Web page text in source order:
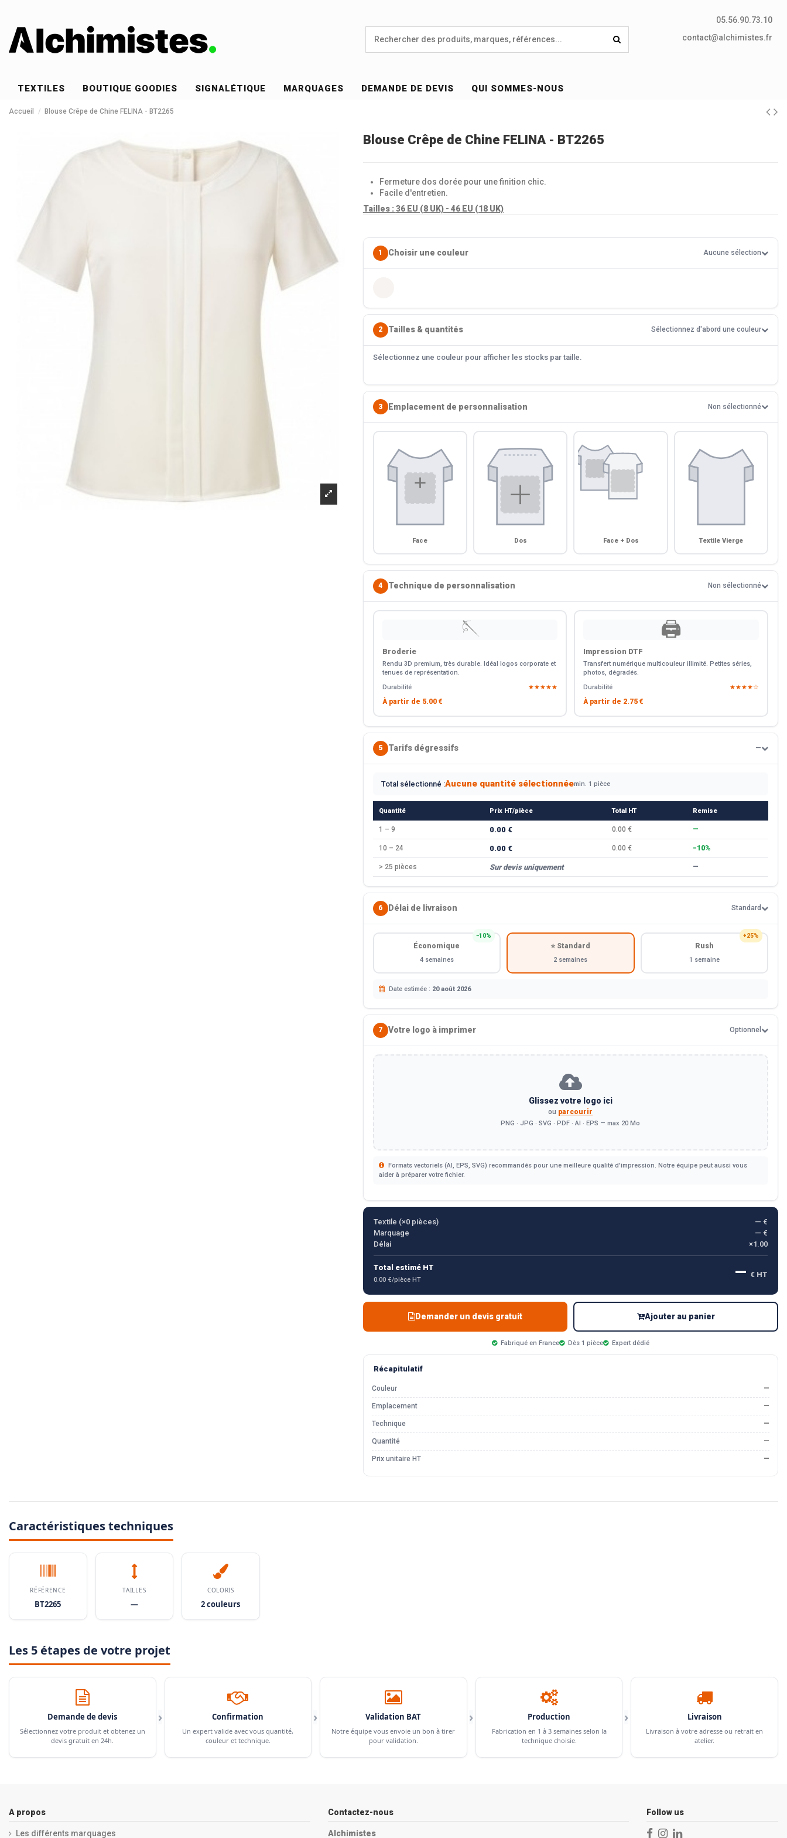
05.56.90.73.10
contact@alchimistes.fr
TEXTILES BOUTIQUE GOODIES SIGNALÉTIQUE MARQUAGES DEMANDE DE DEVIS QUI SOMMES-NOUS
Accueil Blouse Crêpe de Chine FELINA - BT2265
Blouse Crêpe de Chine FELINA - BT2265
Fermeture dos dorée pour une finition chic.
Facile d'entretien.
Tailles : 36 EU (8 UK) - 46 EU (18 UK)
1 Choisir une couleur Aucune sélection
2 Tailles & quantités Sélectionnez d'abord une couleur
Sélectionnez une couleur pour afficher les stocks par taille.
3 Emplacement de personnalisation Non sélectionné
Face Dos Face + Dos Textile Vierge
4 Technique de personnalisation Non sélectionné
🪡
Broderie
Rendu 3D premium, très durable. Idéal logos corporate et
tenues de représentation.
Durabilité
★★★★★
À partir de 5.00 €
🖨️
Impression DTF
Transfert numérique multicouleur illimité. Petites séries,
photos, dégradés.
Durabilité
★★★★☆
À partir de 2.75 €
5 Tarifs dégressifs —
Total sélectionné :Aucune quantité sélectionnéemin. 1 pièce
Quantité Prix HT/pièce Total HT Remise
1 – 9 0.00 € 0.00 € —
10 – 24 0.00 € 0.00 € −10%
> 25 pièces Sur devis uniquement —
6 Délai de livraison Standard
−10%
Économique
4 semaines
⭐ Standard
2 semaines
+25%
Rush
1 semaine
Date estimée : 20 août 2026
7 Votre logo à imprimer Optionnel
Glissez votre logo ici
ou parcourir
PNG · JPG · SVG · PDF · AI · EPS — max 20 Mo
Formats vectoriels (AI, EPS, SVG) recommandés pour une meilleure qualité d'impression. Notre équipe peut aussi vous
aider à préparer votre fichier.
Textile (×0pièces)
— €
Marquage
— €
Délai
×1.00
Total estimé HT
0.00 €/pièce HT — € HT
Demander un devis gratuit Ajouter au panier
Fabriqué en France Dès 1 pièce Expert dédié
Récapitulatif
Couleur —
Emplacement —
Technique —
Quantité —
Prix unitaire HT —
Caractéristiques techniques
RÉFÉRENCE
BT2265
TAILLES
—
COLORIS
2 couleurs
Les 5 étapes de votre projet
Demande de devis
Sélectionnez votre produit et obtenez un
devis gratuit en 24h.
› Confirmation
Un expert valide avec vous quantité,
couleur et technique.
› Validation BAT
Notre équipe vous envoie un bon à tirer
pour validation.
› Production
Fabrication en 1 à 3 semaines selon la
technique choisie.
› Livraison
Livraison à votre adresse ou retrait en
atelier.
A propos
Les différents marquages
Contactez-nous
Alchimistes
Follow us